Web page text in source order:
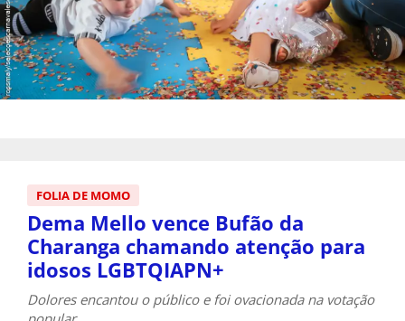
FOLIA DE MOMO
Dema Mello vence Bufão da
Charanga chamando atenção para
idosos LGBTQIAPN+
Dolores encantou o público e foi ovacionada na votação